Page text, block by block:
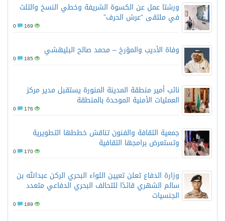
ورشتا عمل عن الكسوة الشريفة وخطي النسخ والثلث
في ملتقى “عرش الحرف”
169
وفاة الأديب والمؤرخ – محمد صالح البليهشي
185
نائب أمير منطقة المدينة المنورة يستقبل مدير مركز
العمليات الأمنية الموحدة بالمنطقة
176
جمعية الثقافة والفنون تناقش خططها التطويرية
وتستعرض برامجها الثقافية
170
وزارة الدفاع تعلن تعيين اللواء البحري الركن عبدالله بن
سالم الشهري قائدًا للتحالف البحري الدفاعي متعدد
الجنسيات
189